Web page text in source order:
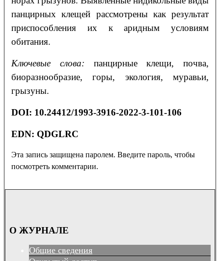
панцирных клещей рассмотрены как результат
приспособления их к аридным условиям
обитания.
Ключевые слова: панцирные клещи, почва,
биоразнообразие, горы, экология, муравьи,
грызуны.
DOI: 10.24412/1993-3916-2022-3-101-106
EDN: QDGLRC
Эта запись защищена паролем. Введите пароль, чтобы
посмотреть комментарии.
О ЖУРНАЛЕ
Общие сведения